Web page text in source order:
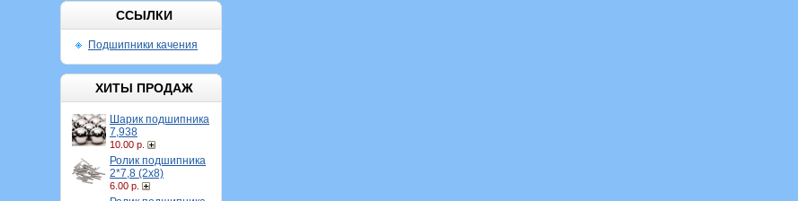
ССЫЛКИ
Подшипники качения
ХИТЫ ПРОДАЖ
Шарик подшипника
7,938
10.00 р.
Ролик подшипника
2*7,8 (2х8)
6.00 р.